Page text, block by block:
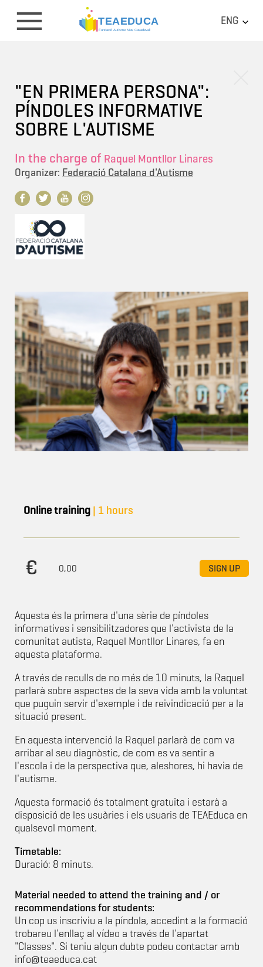
ENG
"EN PRIMERA PERSONA":
PÍNDOLES INFORMATIVE
SOBRE L'AUTISME
In the charge of Raquel Montllor Linares
Organizer: Federació Catalana d'Autisme
Online training | 1 hours
0,00 SIGN UP
Aquesta és la primera d'una sèrie de píndoles
informatives i sensibilitzadores que l'activista de la
comunitat autista, Raquel Montllor Linares, fa en
aquesta plataforma.
A través de reculls de no més de 10 minuts, la Raquel
parlarà sobre aspectes de la seva vida amb la voluntat
que puguin servir d'exemple i de reivindicació per a la
situació present.
En aquesta intervenció la Raquel parlarà de com va
arribar al seu diagnòstic, de com es va sentir a
l'escola i de la perspectiva que, aleshores, hi havia de
l'autisme.
Aquesta formació és totalment gratuïta i estarà a
disposició de les usuàries i els usuaris de TEAEduca en
qualsevol moment.
Timetable:
Duració: 8 minuts.
Material needed to attend the training and / or
recommendations for students:
Un cop us inscriviu a la píndola, accedint a la formació
trobareu l'enllaç al vídeo a través de l'apartat
"Classes". Si teniu algun dubte podeu contactar amb
info@teaeduca.cat